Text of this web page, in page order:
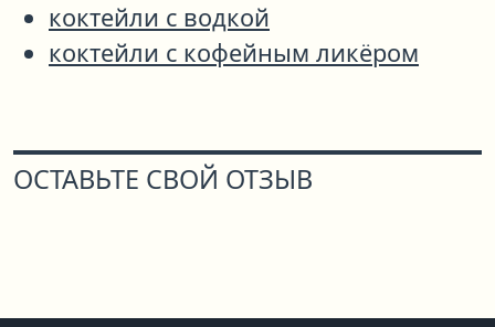
коктейли с водкой
коктейли с кофейным ликёром
ОСТАВЬТЕ СВОЙ ОТЗЫВ